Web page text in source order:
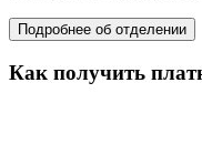
Подробнее об отделении
Как получить